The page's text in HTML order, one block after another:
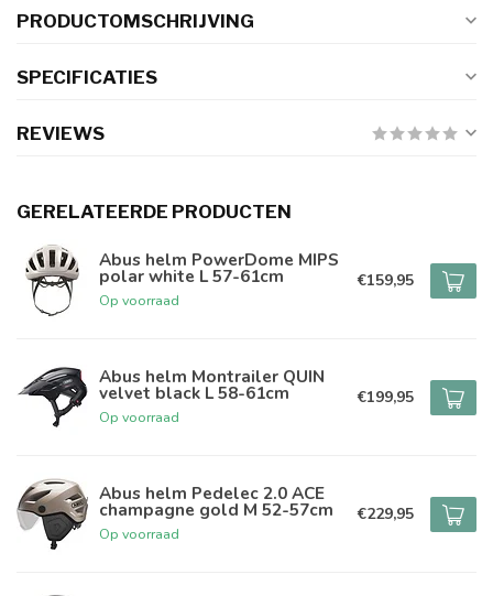
PRODUCTOMSCHRIJVING
SPECIFICATIES
REVIEWS
GERELATEERDE PRODUCTEN
Abus helm PowerDome MIPS
polar white L 57-61cm
Op voorraad
€159,95
Abus helm Montrailer QUIN
velvet black L 58-61cm
Op voorraad
€199,95
Abus helm Pedelec 2.0 ACE
champagne gold M 52-57cm
Op voorraad
€229,95